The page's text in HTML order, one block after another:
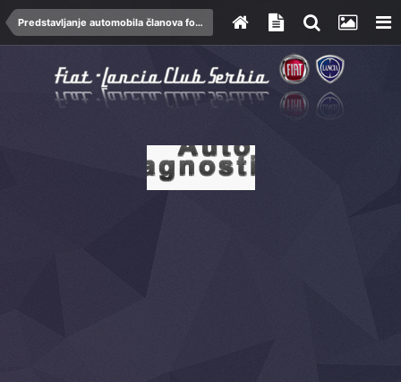
Predstavljanje automobila članova foruma